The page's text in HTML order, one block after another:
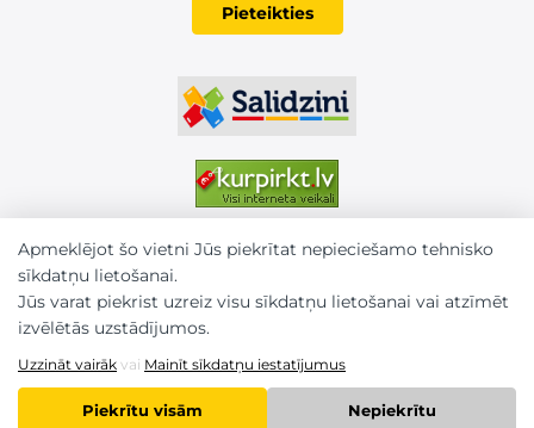
Pieteikties
2026 © Karm.lv. Visas tiesības aizsargātas
Apmeklējot šo vietni Jūs piekrītat nepieciešamo tehnisko
sīkdatņu lietošanai.
Jūs varat piekrist uzreiz visu sīkdatņu lietošanai vai atzīmēt
izvēlētās uzstādījumos.
Uzzināt vairāk vai Mainīt sīkdatņu iestatījumus
Piekrītu visām Nepiekrītu